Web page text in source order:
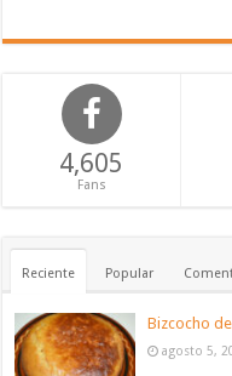
4,605
Fans
Reciente Popular
Bizcocho
agosto 5,